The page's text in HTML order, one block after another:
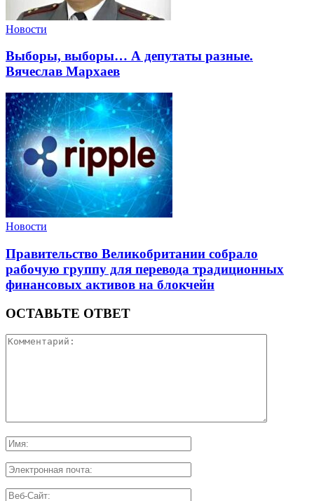
Новости
Выборы, выборы… А депутаты разные.
Вячеслав Мархаев
Новости
Правительство Великобритании собрало
рабочую группу для перевода традиционных
финансовых активов на блокчейн
ОСТАВЬТЕ ОТВЕТ